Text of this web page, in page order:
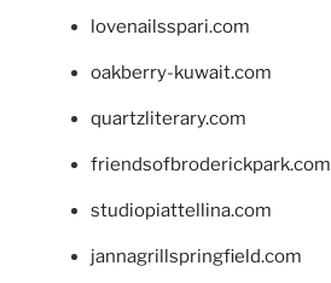
lovenailsspari.com
oakberry-kuwait.com
quartzliterary.com
friendsofbroderickpark.com
studiopiattellina.com
jannagrillspringfield.com